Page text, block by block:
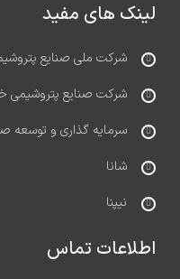
لینک های مفید
شرکت ملی صنایع
شرکت صنایع پتروشیمی
سرمایه گذاری و توسعه
شانا
نیپنا
اطلاعات تماس